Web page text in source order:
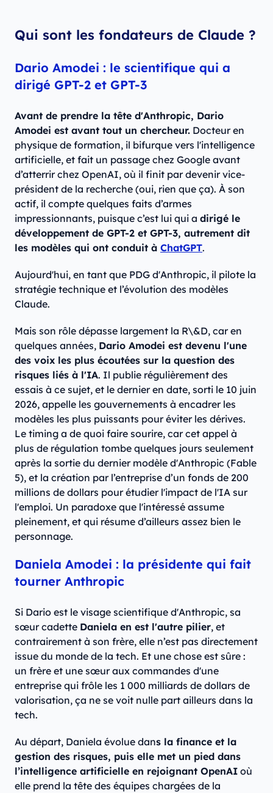
Qui sont les fondateurs de Claude ?
Dario Amodei : le scientifique qui a
dirigé GPT-2 et GPT-3
Avant de prendre la tête d'Anthropic, Dario
Amodei est avant tout un chercheur. Docteur en
physique de formation, il bifurque vers l'intelligence
artificielle, et fait un passage chez Google avant
d’atterrir chez OpenAI, où il finit par devenir vice-
président de la recherche (oui, rien que ça). À son
actif, il compte quelques faits d’armes
impressionnants, puisque c’est lui qui a dirigé le
développement de GPT-2 et GPT-3, autrement dit
les modèles qui ont conduit à ChatGPT.
Aujourd'hui, en tant que PDG d'Anthropic, il pilote la
stratégie technique et l’évolution des modèles
Claude.
Mais son rôle dépasse largement la R\&D, car en
quelques années, Dario Amodei est devenu l'une
des voix les plus écoutées sur la question des
risques liés à l'IA. Il publie régulièrement des
essais à ce sujet, et le dernier en date, sorti le 10 juin
2026, appelle les gouvernements à encadrer les
modèles les plus puissants pour éviter les dérives.
Le timing a de quoi faire sourire, car cet appel à
plus de régulation tombe quelques jours seulement
après la sortie du dernier modèle d'Anthropic (Fable
5), et la création par l’entreprise d’un fonds de 200
millions de dollars pour étudier l'impact de l'IA sur
l'emploi. Un paradoxe que l'intéressé assume
pleinement, et qui résume d’ailleurs assez bien le
personnage.
Daniela Amodei : la présidente qui fait
tourner Anthropic
Si Dario est le visage scientifique d'Anthropic, sa
sœur cadette Daniela en est l'autre pilier, et
contrairement à son frère, elle n’est pas directement
issue du monde de la tech. Et une chose est sûre :
un frère et une sœur aux commandes d'une
entreprise qui frôle les 1 000 milliards de dollars de
valorisation, ça ne se voit nulle part ailleurs dans la
tech.
Au départ, Daniela évolue dans la finance et la
gestion des risques, puis elle met un pied dans
l’intelligence artificielle en rejoignant OpenAI où
elle prend la tête des équipes chargées de la